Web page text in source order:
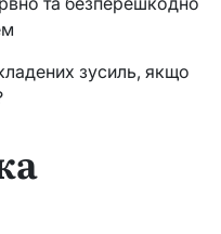
зусиль, якщо